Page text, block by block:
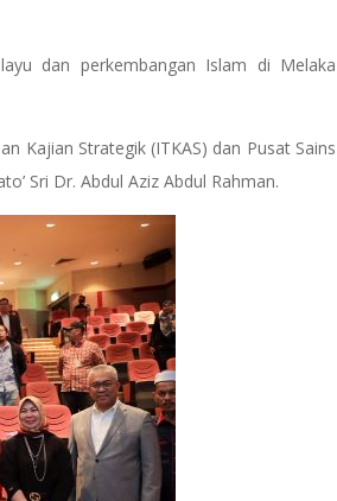
dan perkembangan Islam di Melaka
Kajian Strategik (ITKAS) dan Pusat Sains
Sri Dr. Abdul Aziz Abdul Rahman.